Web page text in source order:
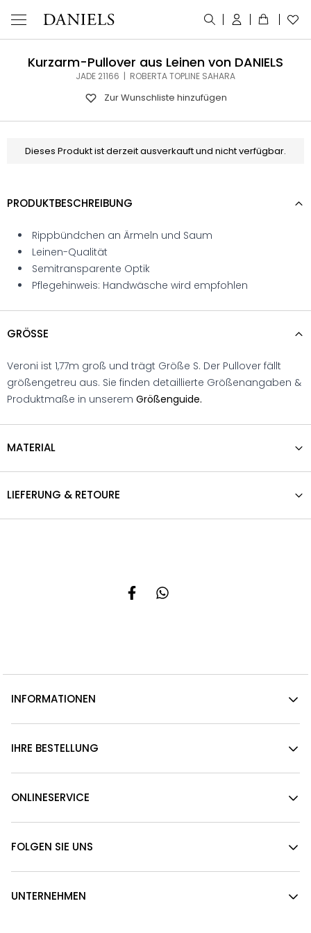
Kurzarm-Pullover aus Leinen von DANIELS
JADE 21166 | ROBERTA TOPLINE SAHARA
Zur Wunschliste hinzufügen
Dieses Produkt ist derzeit ausverkauft und nicht verfügbar.
PRODUKTBESCHREIBUNG
Rippbündchen an Ärmeln und Saum
Leinen-Qualität
Semitransparente Optik
Pflegehinweis: Handwäsche wird empfohlen
GRÖSSE
Veroni ist 1,77m groß und trägt Größe S. Der Pullover fällt
größengetreu aus. Sie finden detaillierte Größenangaben &
Produktmaße in unserem Größenguide.
MATERIAL
LIEFERUNG & RETOURE
INFORMATIONEN
IHRE BESTELLUNG
ONLINESERVICE
FOLGEN SIE UNS
UNTERNEHMEN